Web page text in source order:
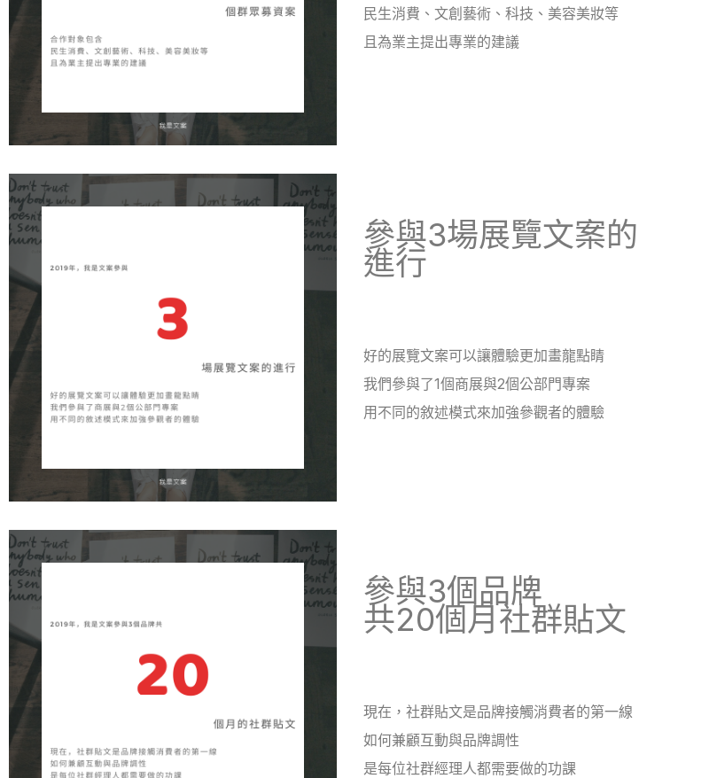
民生消費、文創藝術、科技、美容美妝等
且為業主提出專業的建議
參與3場展覽文案的
進行
好的展覽文案可以讓體驗更加畫龍點睛
我們參與了1個商展與2個公部門專案
用不同的敘述模式來加強參觀者的體驗
參與3個品牌
共20個月社群貼文
現在，社群貼文是品牌接觸消費者的第一線
如何兼顧互動與品牌調性
是每位社群經理人都需要做的功課